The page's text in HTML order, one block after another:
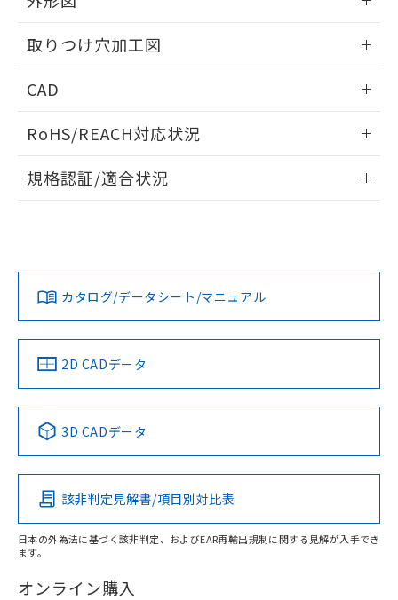
取りつけ穴加工図
CAD
ドすることができます。
ログイン/会員登録
ダウンロードデータをご利用いただく前に、以下を必ずお読
みください。
ソフトウェアの使用条件
RoHS/REACH対応状況
EU RoHS 注意事項・凡例
対応済み
中国 RoHS 注意事項・凡例
Pb Hg Cd Cr(VI)
O
在庫等で未対応品が混在する可能性があります。
規格認証/適合状況
LR型式承認
（イギリス
船舶規格）
DNV型式承認
（ノルウェー
BV型式承認
（フランス
KR型式
（韓国
No No No No
この製品の規格認証/適合状況ページへ
その他の認証はこちらのページからご検索ください
カタログ/データシート/マニュアル
2D CADデータ
3D CADデータ
該非判定見解書/項目別対比表
日本の外為法に基づく該非判定、およびEAR再輸出規制に関する見解が入手でき
ます。
オンライン購入
また、RoHS指令のフタル酸エステル類４
物質の対応では、対応完了までの期間は出
荷製品に未対応品が混在することから備考
既に当社にて対応品への在庫切替を完了
していることから、特段のことがない限
り、2022年1月12日より割愛しておりま